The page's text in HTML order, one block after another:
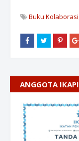
Buku Kolaborasi
ANGGOTA IKAPI